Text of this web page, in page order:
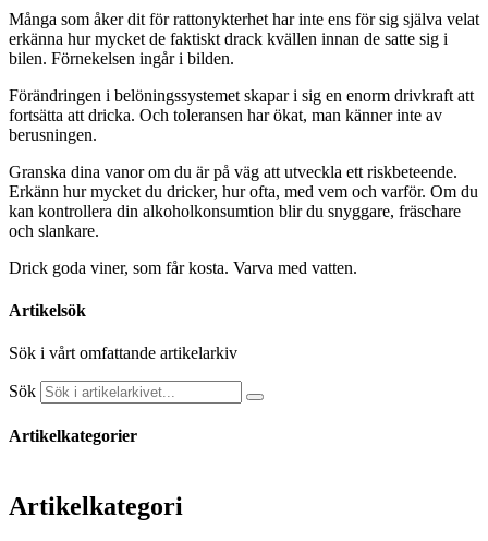
Många som åker dit för rattonykterhet har inte ens för sig själva velat
erkänna hur mycket de faktiskt drack kvällen innan de satte sig i
bilen. Förnekelsen ingår i bilden.
Förändringen i belöningssystemet skapar i sig en enorm drivkraft att
fortsätta att dricka. Och toleransen har ökat, man känner inte av
berusningen.
Granska dina vanor om du är på väg att utveckla ett riskbeteende.
Erkänn hur mycket du dricker, hur ofta, med vem och varför. Om du
kan kontrollera din alkoholkonsumtion blir du snyggare, fräschare
och slankare.
Drick goda viner, som får kosta. Varva med vatten.
Artikelsök
Sök i vårt omfattande artikelarkiv
Sök
Artikelkategorier
Artikelkategori